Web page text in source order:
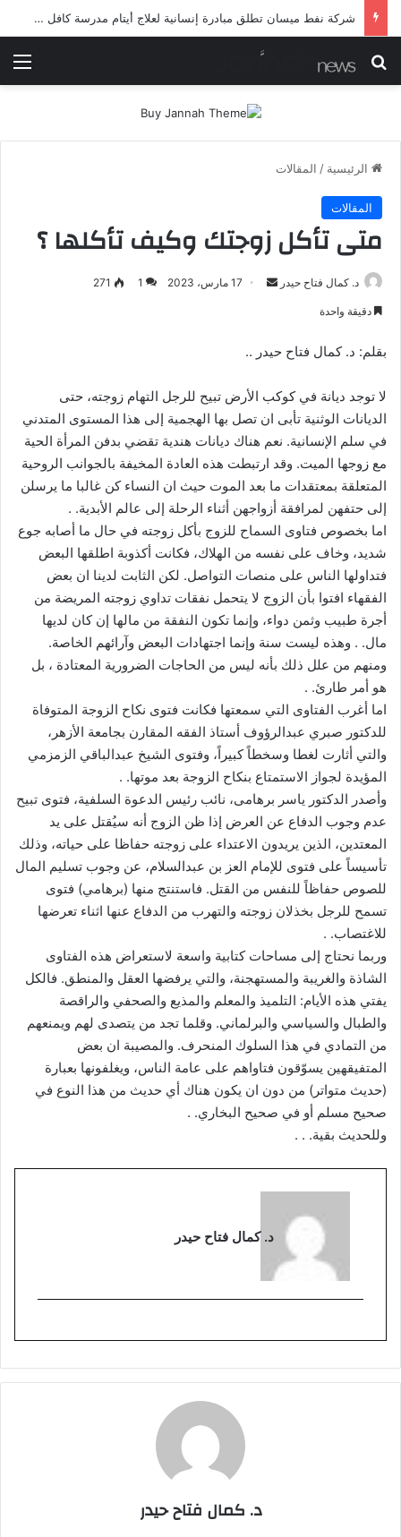
شرطة ميسان تلقي القبض على مطلقي العيارات النارية أثناء تشييع جنائزي في العمارة
بحث عن
الرئيسية / المقالات
المقالات
متى تأكل زوجتك وكيف تأكلها ؟
د. كمال فتاح حيدر
أرسل 17 مارس، 2023 1
271
دقيقة واحدة
بقلم: د. كمال فتاح حيدر ..
لا توجد ديانة في كوكب الأرض تبيح للرجل التهام زوجته، حتى
الديانات الوثنية تأبى ان تصل بها الهجمية إلى هذا المستوى المتدني
في سلم الإنسانية. نعم هناك ديانات هندية تقضي بدفن المرأة الحية
مع زوجها الميت. وقد ارتبطت هذه العادة المخيفة بالجوانب الروحية
المتعلقة بمعتقدات ما بعد الموت حيث ان النساء كن ‏غالبا ما يرسلن
إلى حتفهن لمرافقة أزواجهن أثناء الرحلة إلى عالم الأبدية. .
اما بخصوص فتاوى السماح للزوج بأكل زوجته في حال ما أصابه جوع
شديد، وخاف على نفسه من الهلاك، فكانت أكذوبة اطلقها البعض
فتداولها الناس على منصات التواصل. لكن الثابت لدينا ان بعض
الفقهاء افتوا بأن الزوج لا يتحمل نفقات تداوي زوجته المريضة من
أجرة طبيب وثمن دواء، وإنما تكون النفقة من مالها إن كان لديها
مال. . وهذه ليست سنة وإنما اجتهادات البعض وآرائهم الخاصة.
ومنهم من علل ذلك بأنه ليس من الحاجات الضرورية المعتادة ، بل
هو أمر طارئ. .
اما أغرب الفتاوى التي سمعتها فكانت فتوى نكاح الزوجة المتوفاة
للدكتور صبري عبدالرؤوف أستاذ الفقه المقارن بجامعة الأزهر،
والتي أثارت لغطا وسخطاً كبيراً، وفتوى الشيخ عبدالباقي الزمزمي
المؤيدة لجواز الاستمتاع بنكاح الزوجة بعد موتها. .
وأصدر الدكتور ياسر برهامى، نائب رئيس الدعوة السلفية، فتوى تبيح
عدم وجوب الدفاع عن العرض إذا ظن الزوج أنه سيُقتل على يد
المعتدين، الذين يريدون الاعتداء على زوجته حفاظا على حياته، وذلك
تأسيساً على فتوى للإمام العز بن عبدالسلام، عن وجوب تسليم المال
للصوص حفاظاً للنفس من القتل. فاستنتج منها (برهامي) فتوى
تسمح للرجل بخذلان زوجته والتهرب من الدفاع عنها اثناء تعرضها
للاغتصاب. .
وربما نحتاج إلى مساحات كتابية واسعة لاستعراض هذه الفتاوى
الشاذة والغريبة والمستهجنة، والتي يرفضها العقل والمنطق. فالكل
يفتي هذه الأيام: التلميذ والمعلم والمذيع والصحفي والراقصة
والطبال والسياسي والبرلماني. وقلما تجد من يتصدى لهم ويمنعهم
من التمادي في هذا السلوك المنحرف. والمصيبة ان بعض
المتفيقهين يسوّقون فتاواهم على عامة الناس، ويغلفونها بعبارة
(حديث متواتر) من دون ان يكون هناك أي حديث من هذا النوع في
صحيح مسلم أو في صحيح البخاري. .
وللحديث بقية. . .
د. كمال فتاح حيدر
د. كمال فتاح حيدر